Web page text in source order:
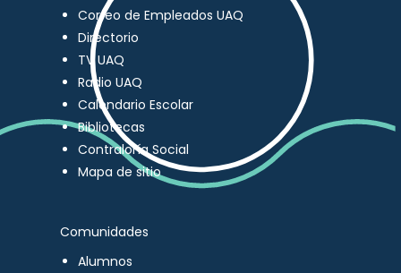
Correo de Empleados UAQ
Directorio
TV UAQ
Radio UAQ
Calendario Escolar
Bibliotecas
Contraloría Social
Mapa de sitio
Comunidades
Alumnos